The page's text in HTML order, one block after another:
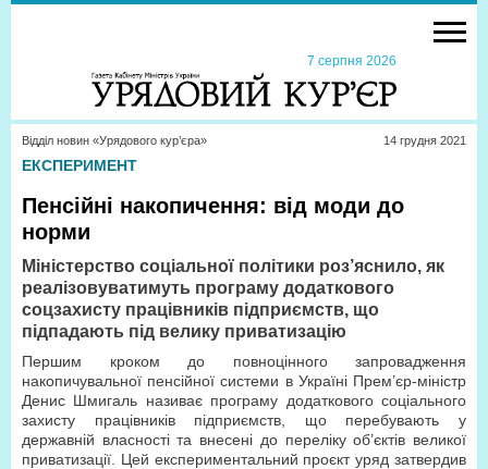
7 серпня 2026
Відділ новин «Урядового кур’єра» 14 грудня 2021
ЕКСПЕРИМЕНТ
Пенсійні накопичення: від моди до
норми
Міністерство соціальної політики роз’яснило, як
реалізовуватимуть програму додаткового
соцзахисту працівників підприємств, що
підпадають під велику приватизацію
Першим кроком до повноцінного запровадження
накопичувальної пенсійної системи в Україні Прем’єр-міністр
Денис Шмигаль називає програму додаткового соціального
захисту працівників підприємств, що перебувають у
державній власності та внесені до переліку об’єктів великої
приватизації. Цей експериментальний проєкт уряд затвердив